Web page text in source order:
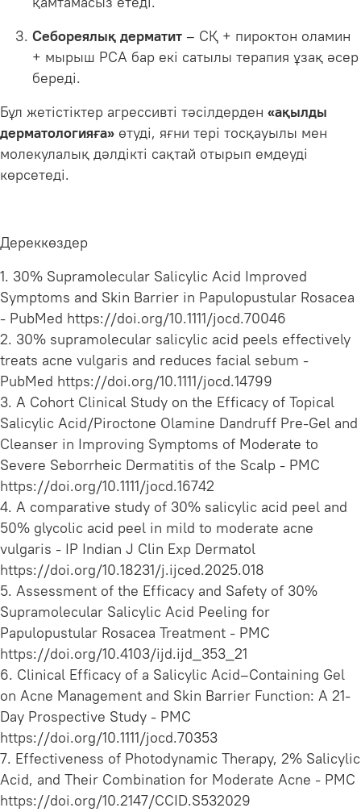
Себореялық дерматит – СҚ + пироктон оламин
+ мырыш PCA бар екі сатылы терапия ұзақ әсер
береді.
Бұл жетістіктер агрессивті тәсілдерден «ақылды
дерматологияға» өтуді, яғни тері тосқауылы мен
молекулалық дәлдікті сақтай отырып емдеуді
көрсетеді.
Дереккөздер
1. 30% Supramolecular Salicylic Acid Improved
Symptoms and Skin Barrier in Papulopustular Rosacea
- PubMed https://doi.org/10.1111/jocd.70046
2. 30% supramolecular salicylic acid peels effectively
treats acne vulgaris and reduces facial sebum -
PubMed https://doi.org/10.1111/jocd.14799
3. A Cohort Clinical Study on the Efficacy of Topical
Salicylic Acid/Piroctone Olamine Dandruff Pre‐Gel and
Cleanser in Improving Symptoms of Moderate to
Severe Seborrheic Dermatitis of the Scalp - PMC
https://doi.org/10.1111/jocd.16742
4. A comparative study of 30% salicylic acid peel and
50% glycolic acid peel in mild to moderate acne
vulgaris - IP Indian J Clin Exp Dermatol
https://doi.org/10.18231/j.ijced.2025.018
5. Assessment of the Efficacy and Safety of 30%
Supramolecular Salicylic Acid Peeling for
Papulopustular Rosacea Treatment - PMC
https://doi.org/10.4103/ijd.ijd_353_21
6. Clinical Efficacy of a Salicylic Acid–Containing Gel
on Acne Management and Skin Barrier Function: A 21‐
Day Prospective Study - PMC
https://doi.org/10.1111/jocd.70353
7. Effectiveness of Photodynamic Therapy, 2% Salicylic
Acid, and Their Combination for Moderate Acne - PMC
https://doi.org/10.2147/CCID.S532029